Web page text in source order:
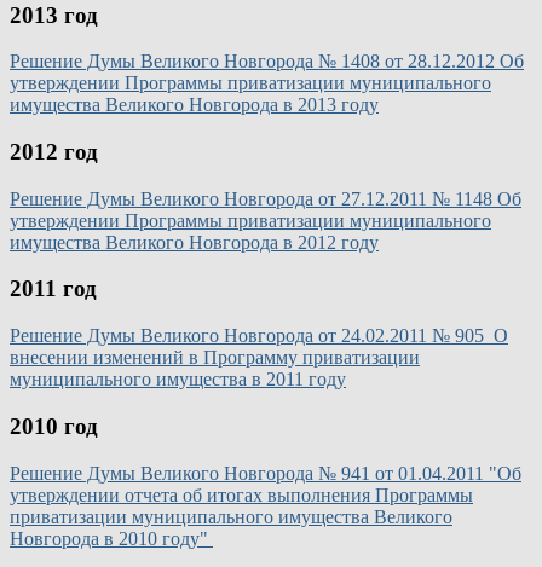
2013 год
Решение Думы Великого Новгорода № 1408 от 28.12.2012 Об
утверждении Программы приватизации муниципального
имущества Великого Новгорода в 2013 году
2012 год
Решение Думы Великого Новгорода от 27.12.2011 № 1148 Об
утверждении Программы приватизации муниципального
имущества Великого Новгорода в 2012 году
2011 год
Решение Думы Великого Новгорода от 24.02.2011 № 905 О
внесении изменений в Программу приватизации
муниципального имущества в 2011 году
2010 год
Решение Думы Великого Новгорода № 941 от 01.04.2011 "Об
утверждении отчета об итогах выполнения Программы
приватизации муниципального имущества Великого
Новгорода в 2010 году"